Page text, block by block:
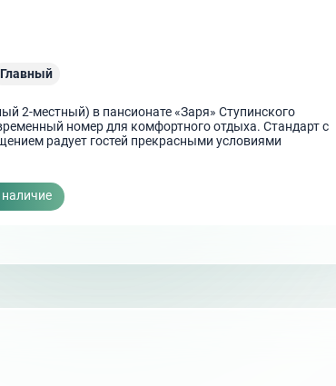
Главный
2-местный) в пансионате «Заря» Ступинского
номер для комфортного отдыха. Стандарт с
радует гостей прекрасными условиями